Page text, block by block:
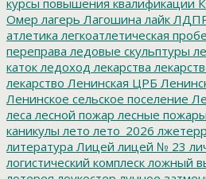
Омер лагерь Лагошина лайк
атлетика легкоатлетическая
переправа ледовые скульптуры
каток ледоход лекарства
лекарство Ленинская ЦРБ
Ленинское сельское поселение
леса лесной пожар лесные пожары
каникулы лето лето_2026
литература Лицей лицей № 23
логистический комплеск ложный